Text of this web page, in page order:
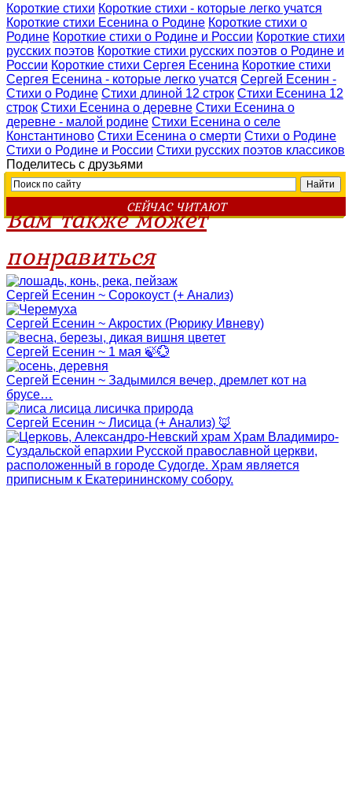
Короткие стихи Короткие стихи - которые легко учатся
Короткие стихи Есенина о Родине Короткие стихи о
Родине Короткие стихи о Родине и России Короткие стихи
русских поэтов Короткие стихи русских поэтов о Родине и
России Короткие стихи Сергея Есенина Короткие стихи
Сергея Есенина - которые легко учатся Сергей Есенин -
Стихи о Родине Стихи длиной 12 строк Стихи Есенина 12
строк Стихи Есенина о деревне Стихи Есенина о
деревне - малой родине Стихи Есенина о селе
Константиново Стихи Есенина о смерти Стихи о Родине
Стихи о Родине и России Стихи русских поэтов классиков
Поделитесь с друзьями
СЕЙЧАС ЧИТАЮТ
Вам также может
понравиться
Сергей Есенин ~ Сорокоуст (+ Анализ)
Сергей Есенин ~ Акростих (Рюрику Ивневу)
Сергей Есенин ~ 1 мая 🍃💮
Сергей Есенин ~ Задымился вечер, дремлет кот на
брусе…
Сергей Есенин ~ Лисица (+ Анализ) 🦊